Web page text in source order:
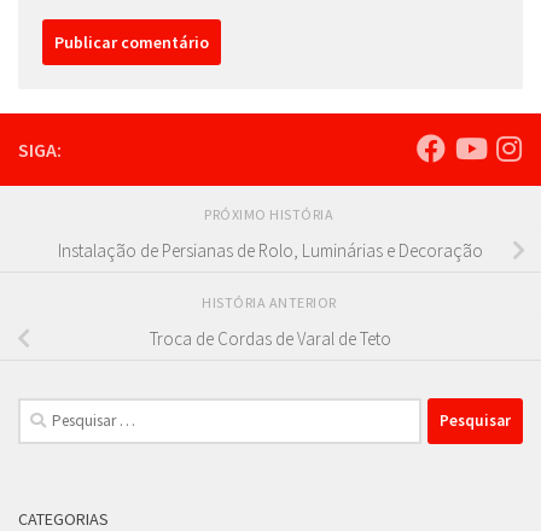
SIGA:
PRÓXIMO HISTÓRIA
Instalação de Persianas de Rolo, Luminárias e Decoração
HISTÓRIA ANTERIOR
Troca de Cordas de Varal de Teto
Pesquisar
por:
CATEGORIAS